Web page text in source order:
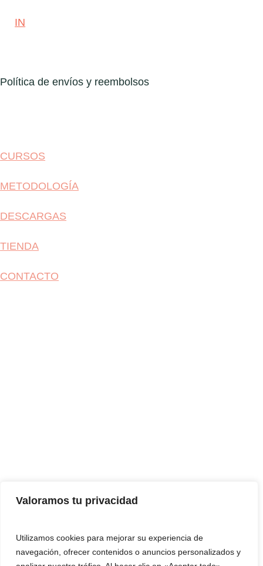
Valoramos tu privacidad
Utilizamos cookies para mejorar su experiencia de
navegación, ofrecer contenidos o anuncios personalizados y
IN
Política de envíos y reembolsos
CURSOS
METODOLOGÍA
DESCARGAS
TIENDA
CONTACTO